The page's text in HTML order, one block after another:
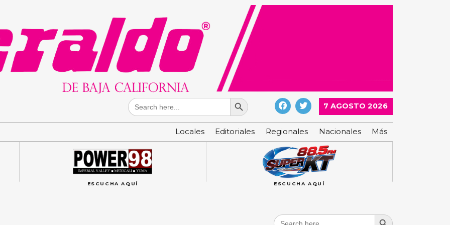
Search
for:
Search Button
7 AGOSTO 2026
Locales Editoriales Regionales Nacionales Más
ESCUCHA AQUÍ ESCUCHA AQUÍ
Search
Search Button